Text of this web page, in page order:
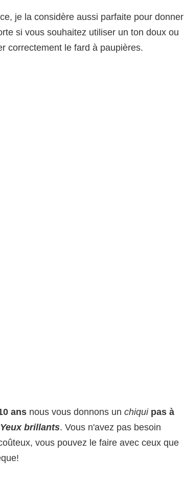
je la considère aussi parfaite pour donner
si vous souhaitez utiliser un ton doux ou
correctement le fard à paupières.
ans nous vous donnons un chiqui pas à
Yeux brillants. Vous n'avez pas besoin
vous pouvez le faire avec ceux que